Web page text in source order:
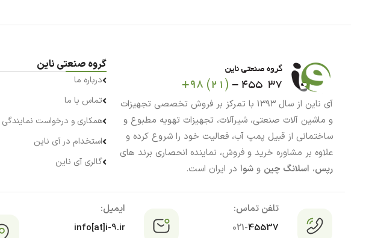
آی ناین از سال ۱۳۹۳ با تمرکز بر فروش تخصصی تجهیزات
و ماشین آلات صنعتی، شیرآلات، تجهیزات تهویه مطبوع و
ساختمانی از قبیل پمپ آب، فعالیت خود را شروع کرده و
علاوه بر مشاوره خرید و فروش، نماینده انحصاری برند های
رپس، اسلانگ چین و شوا در ایران است.
گروه صنعتی ناین
درباره ما
تماس با ما
همکاری و درخواست نمایندگی
استخدام در آی ناین
گالری آی ناین
تلفن تماس:
021-45537
ایمیل:
info[at]i-9.ir